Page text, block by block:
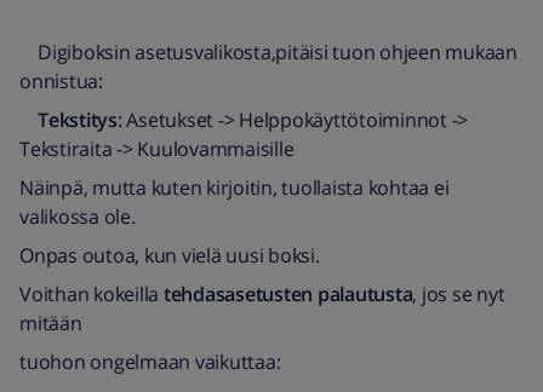
Digiboksin asetusvalikosta,pitäisi tuon ohjeen mukaan
onnistua:
Tekstitys: Asetukset -> Helppokäyttötoiminnot ->
Tekstiraita -> Kuulovammaisille
Näinpä, mutta kuten kirjoitin, tuollaista kohtaa ei
valikossa ole.
Onpas outoa, kun vielä uusi boksi.
Voithan kokeilla tehdasasetusten palautusta, jos se nyt
mitään
tuohon ongelmaan vaikuttaa: